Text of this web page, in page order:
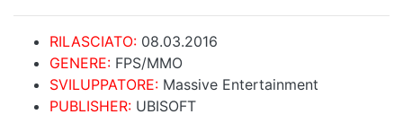
RILASCIATO: 08.03.2016
GENERE: FPS/MMO
SVILUPPATORE: Massive Entertainment
PUBLISHER: UBISOFT